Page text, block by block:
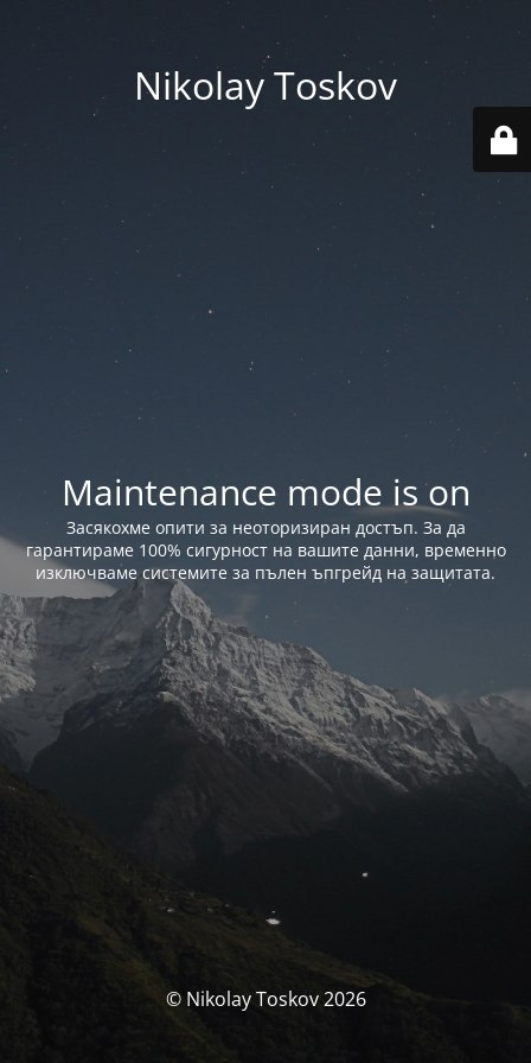
Nikolay Toskov
Maintenance mode is on
Засякохме опити за неоторизиран достъп. За да
гарантираме 100% сигурност на вашите данни, временно
изключваме системите за пълен ъпгрейд на защитата.
© Nikolay Toskov 2026